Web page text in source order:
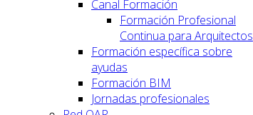
Canal Formación
Formación Profesional
Continua para Arquitectos
Formación específica sobre
ayudas
Formación BIM
Jornadas profesionales